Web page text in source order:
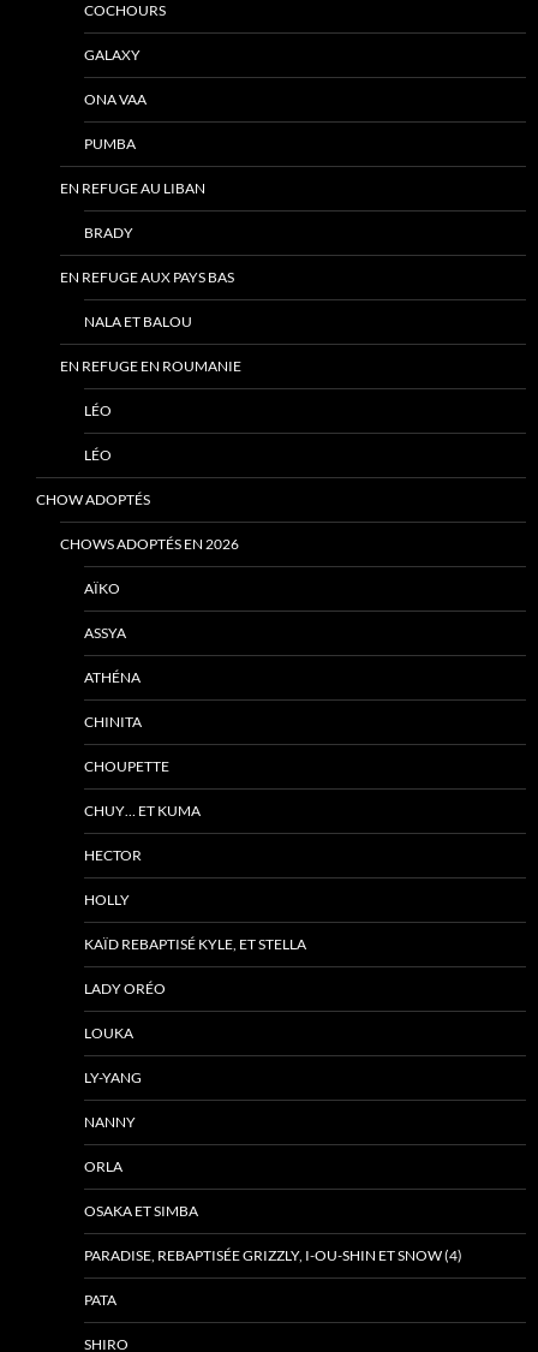
COCHOURS
GALAXY
ONA VAA
PUMBA
EN REFUGE AU LIBAN
BRADY
EN REFUGE AUX PAYS BAS
NALA ET BALOU
EN REFUGE EN ROUMANIE
LÉO
LÉO
CHOW ADOPTÉS
CHOWS ADOPTÉS EN 2026
AÏKO
ASSYA
ATHÉNA
CHINITA
CHOUPETTE
CHUY… ET KUMA
HECTOR
HOLLY
KAÏD REBAPTISÉ KYLE, ET STELLA
LADY ORÉO
LOUKA
LY-YANG
NANNY
ORLA
OSAKA ET SIMBA
PARADISE, REBAPTISÉE GRIZZLY, I-OU-SHIN ET SNOW (4)
PATA
SHIRO